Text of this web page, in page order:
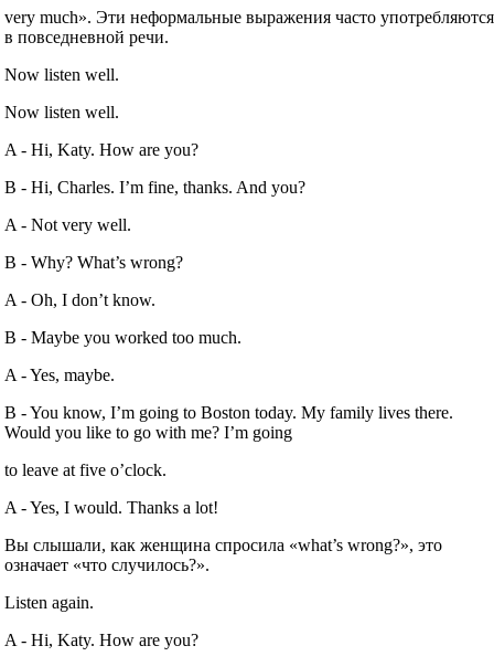
very much». Эти неформальные выражения часто употребляются
в повседневной речи.
Now listen well.
Now listen well.
A ‐ Hi, Katy. How are you?
B ‐ Hi, Charles. I’m fine, thanks. And you?
A ‐ Not very well.
B ‐ Why? What’s wrong?
A ‐ Oh, I don’t know.
B ‐ Maybe you worked too much.
A ‐ Yes, maybe.
B ‐ You know, I’m going to Boston today. My family lives there.
Would you like to go with me? I’m going
to leave at five o’clock.
A ‐ Yes, I would. Thanks a lot!
Вы слышали, как женщина спросила «what’s wrong?», это
означает «что случилось?».
Listen again.
A ‐ Hi, Katy. How are you?